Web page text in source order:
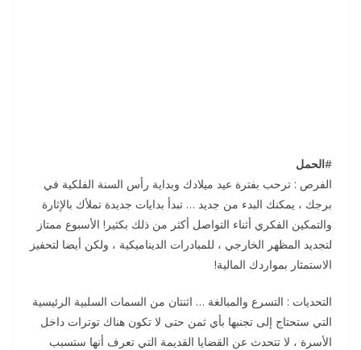
#الحمل
الفرص : ترحب بفترة عيد ميلادك وبداية رأس السنة الفلكية في
برجك ، يمكنك البدء من جديد … تبدأ بدايات جديدة تملأك بالإثارة
والتمكين الفكري أثناء التواصل أكثر من ذلك بكثير! الأسبوع ممتاز
لتجديد المظهر الخارجي ، للمبادرات الديناميكية ، ولكن أيضا لتحفيز
الاستمثار بمواردك المالية!
التحديات : التسرع والمبالغة … اثنتان من السمات السلبية الرئيسية
التي ستحتاج إلى تجنبها بأي ثمن حتى لا تكون هناك توترات داخل
الأسرة ، لا تتحدث عن القضايا القديمة التي تعرف أنها ستسبب